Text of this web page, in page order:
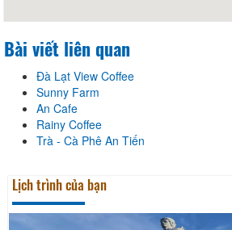
Bài viết liên quan
Đà Lạt View Coffee
Sunny Farm
An Cafe
Rainy Coffee
Trà - Cà Phê An Tiến
Lịch trình của bạn